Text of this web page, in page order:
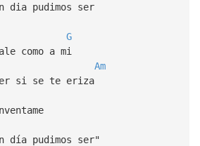
dia pudimos ser
G
como a mi
Am
si se te eriza
día pudimos ser"